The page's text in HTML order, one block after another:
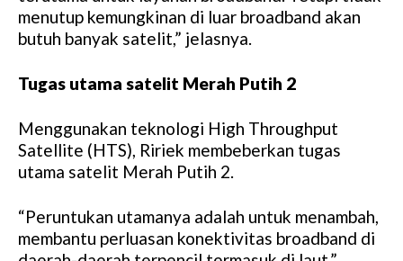
menutup kemungkinan di luar broadband akan
butuh banyak satelit,” jelasnya.
Tugas utama satelit Merah Putih 2
Menggunakan teknologi High Throughput
Satellite (HTS), Ririek membeberkan tugas
utama satelit Merah Putih 2.
“Peruntukan utamanya adalah untuk menambah,
membantu perluasan konektivitas broadband di